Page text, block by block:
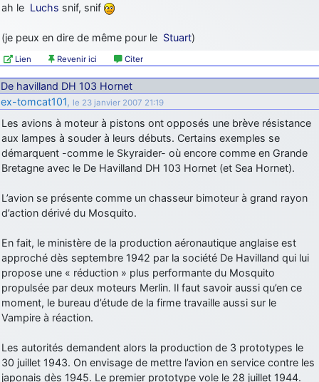
ah le Luchs snif, snif
(je peux en dire de même pour le Stuart)
Lien Revenir ici Citer
De havilland DH 103 Hornet
ex-tomcat101, le 23 janvier 2007 21:19
Les avions à moteur à pistons ont opposés une brève résistance
aux lampes à souder à leurs débuts. Certains exemples se
démarquent -comme le Skyraider- où encore comme en Grande
Bretagne avec le De Havilland DH 103 Hornet (et Sea Hornet).
L’avion se présente comme un chasseur bimoteur à grand rayon
d’action dérivé du Mosquito.
En fait, le ministère de la production aéronautique anglaise est
approché dès septembre 1942 par la société De Havilland qui lui
propose une « réduction » plus performante du Mosquito
propulsée par deux moteurs Merlin. Il faut savoir aussi qu’en ce
moment, le bureau d’étude de la firme travaille aussi sur le
Vampire à réaction.
Les autorités demandent alors la production de 3 prototypes le
30 juillet 1943. On envisage de mettre l’avion en service contre les
japonais dès 1945. Le premier prototype vole le 28 juillet 1944.